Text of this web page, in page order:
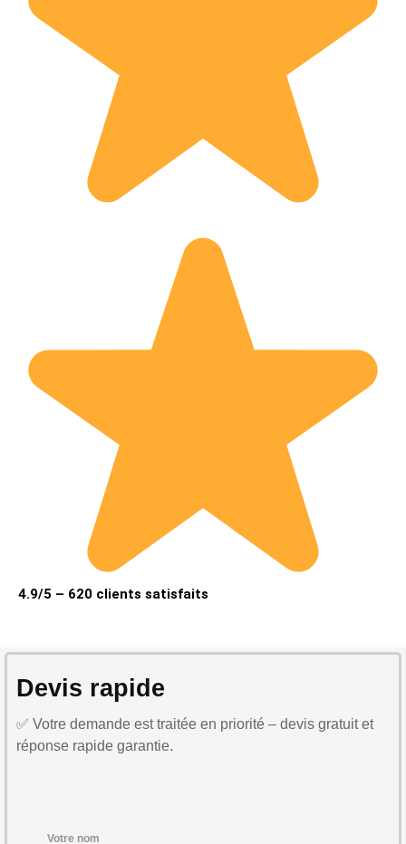
4.9/5 – 620 clients satisfaits
Devis rapide
✅ Votre demande est traitée en priorité – devis gratuit et
réponse rapide garantie.
Votre nom